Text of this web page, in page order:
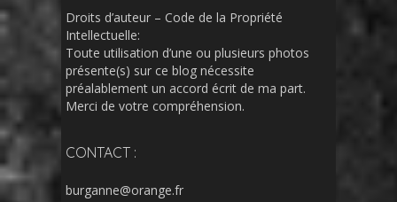
Droits d’auteur – Code de la Propriété
Intellectuelle:
Toute utilisation d’une ou plusieurs photos
présente(s) sur ce blog nécessite
préalablement un accord écrit de ma part.
Merci de votre compréhension.
CONTACT :
burganne@orange.fr